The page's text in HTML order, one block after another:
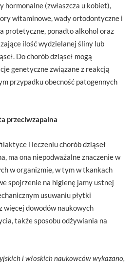
hormonalne (zwłaszcza u kobiet),
witaminowe, wady ortodontyczne i
protetyczne, ponadto alkohol oraz
ilość wydzielanej śliny lub
Do chorób dziąseł mogą
genetyczne związane z reakcją
przypadku obecność patogennych
przeciwzapalna
i leczeniu chorób dziąseł
ma ona niepodważalne znaczenie w
w organizmie, w tym w tkankach
spojrzenie na higienę jamy ustnej
usuwaniu płytki
więcej dowodów naukowych
także sposobu odżywiania na
i włoskich naukowców wykazano,